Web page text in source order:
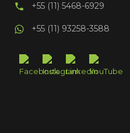
+55 (11) 5468-6929
+55 (11) 93258-3588